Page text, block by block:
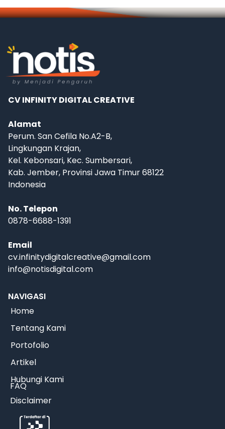
CV INFINITY DIGITAL CREATIVE
Alamat
Perum. San Cefila No.A2-B,
Lingkungan Krajan,
Kel. Kebonsari, Kec. Sumbersari,
Kab. Jember, Provinsi Jawa Timur 68122
Indonesia
No. Telepon
0878-6688-1391
Email
cv.infinitydigitalcreative@gmail.com
info@notisdigital.com
NAVIGASI
Home
Tentang Kami
Portofolio
Artikel
Hubungi Kami
FAQ
Disclaimer